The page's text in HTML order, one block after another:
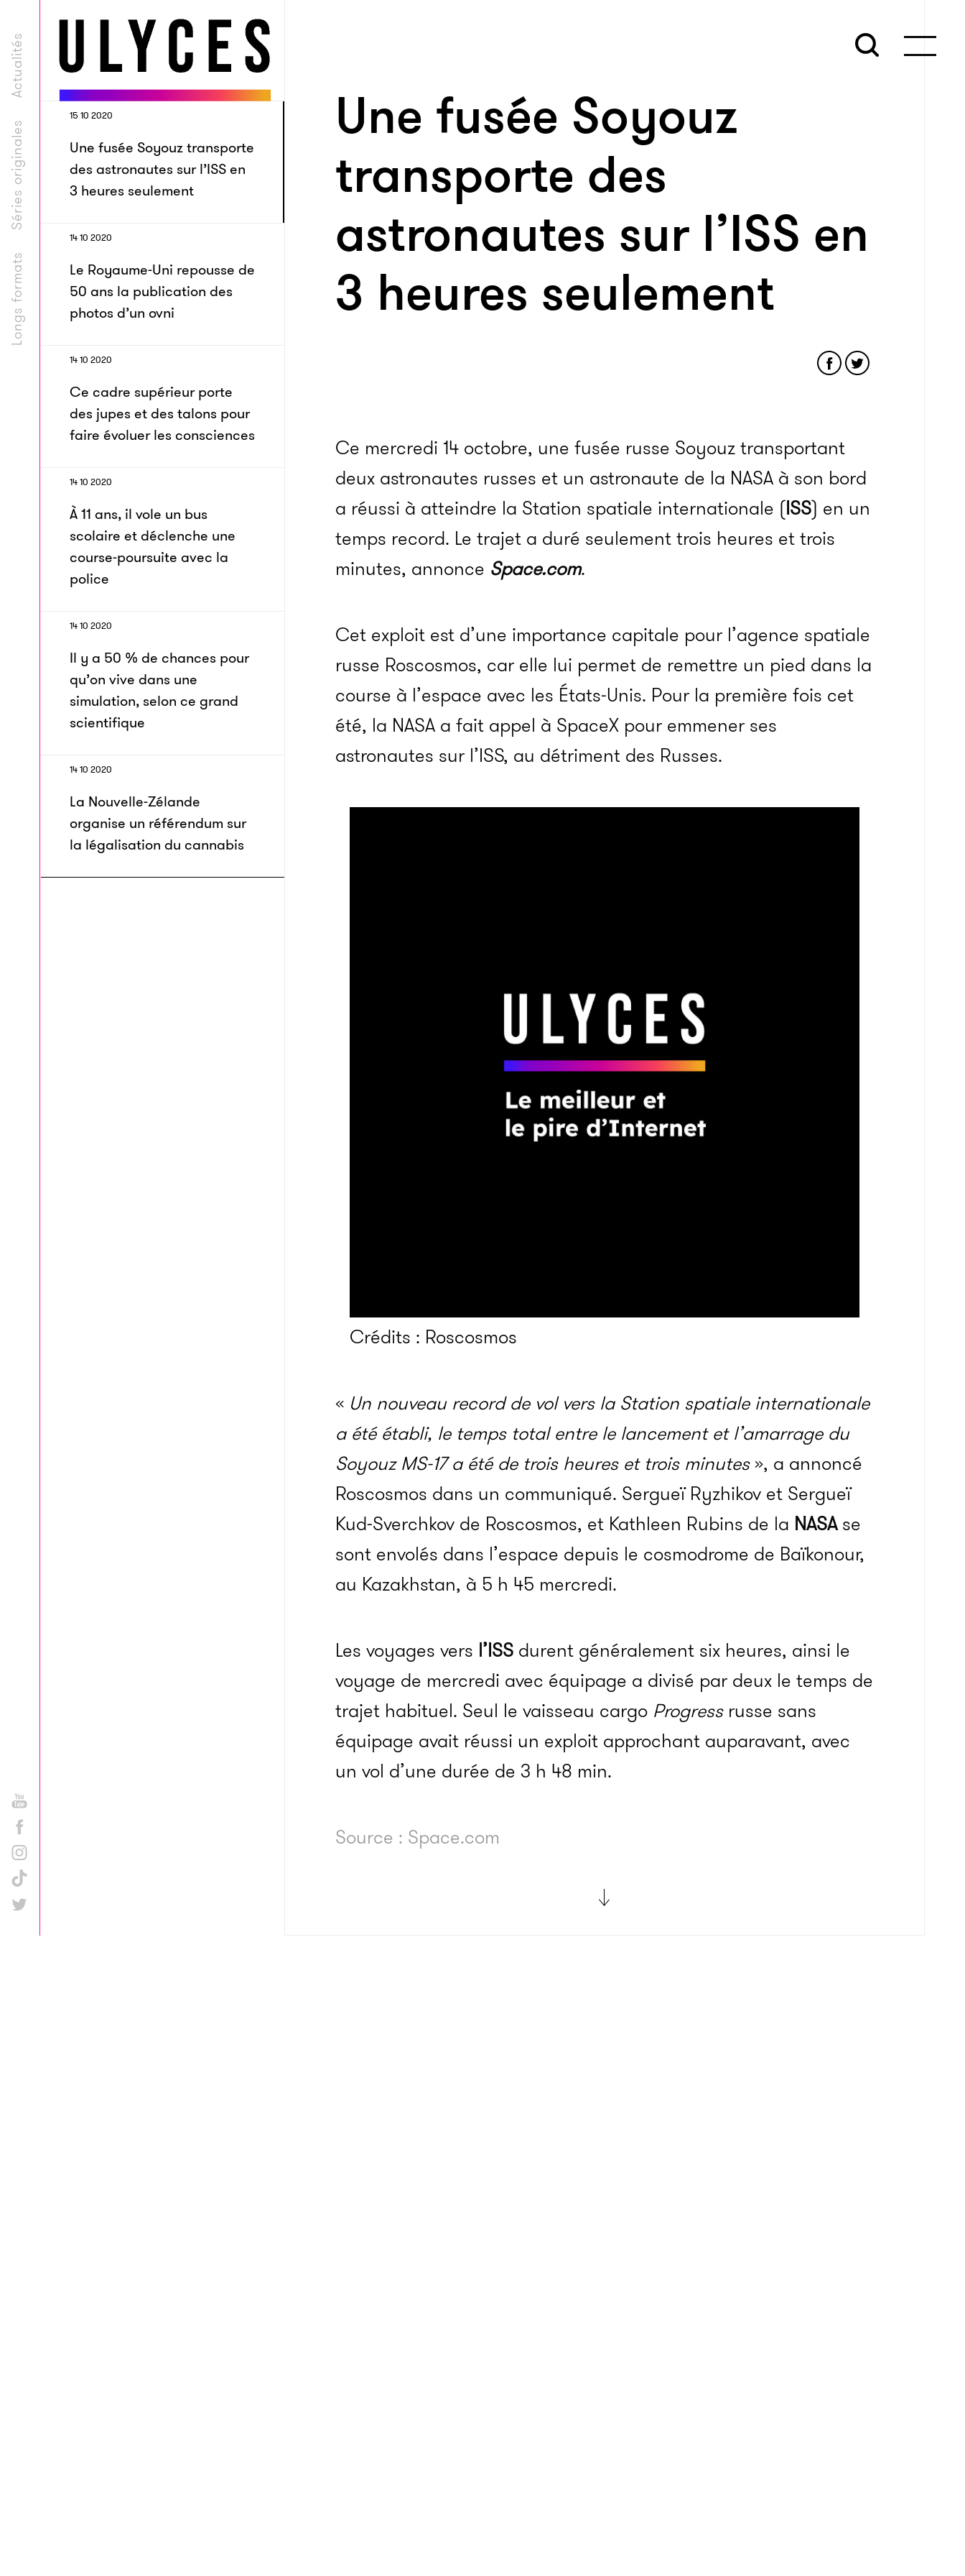
Longs formats
Séries originales
Actualités
15 10 2020
Une fusée Soyouz transporte
des astronautes sur l’ISS en
3 heures seulement
14 10 2020
Le Royaume-Uni repousse de
50 ans la publication des
photos d’un ovni
14 10 2020
Ce cadre supérieur porte
des jupes et des talons pour
faire évoluer les consciences
14 10 2020
À 11 ans, il vole un bus
scolaire et déclenche une
course-poursuite avec la
police
14 10 2020
Il y a 50 % de chances pour
qu’on vive dans une
simulation, selon ce grand
scientifique
14 10 2020
La Nouvelle-Zélande
organise un référendum sur
la légalisation du cannabis
Une fusée Soyouz
transporte des
astronautes sur l’ISS en
3 heures seulement
Ce mercredi 14 octobre, une fusée russe Soyouz transportant
deux astronautes russes et un astronaute de la NASA à son bord
a réussi à atteindre la Station spatiale internationale (ISS) en un
temps record. Le trajet a duré seulement trois heures et trois
minutes, annonce Space.com.
Cet exploit est d’une importance capitale pour l’agence spatiale
russe Roscosmos, car elle lui permet de remettre un pied dans la
course à l’espace avec les États-Unis. Pour la première fois cet
été, la NASA a fait appel à SpaceX pour emmener ses
astronautes sur l’ISS, au détriment des Russes.
Crédits : Roscosmos
« Un nouveau record de vol vers la Station spatiale internationale
a été établi, le temps total entre le lancement et l’amarrage du
Soyouz MS-17 a été de trois heures et trois minutes», a annoncé
Roscosmos dans un communiqué. Sergueï Ryzhikov et Sergueï
Kud-Sverchkov de Roscosmos, et Kathleen Rubins de la NASAse
sont envolés dans l’espace depuis le cosmodrome de Baïkonour,
au Kazakhstan, à 5 h 45 mercredi.
Les voyages vers l’ISS durent généralement six heures, ainsi le
voyage de mercredi avec équipage a divisé par deux le temps de
trajet habituel. Seul le vaisseau cargo Progressrusse sans
équipage avait réussi un exploit approchant auparavant, avec
un vol d’une durée de 3 h 48 min.
Source : Space.com